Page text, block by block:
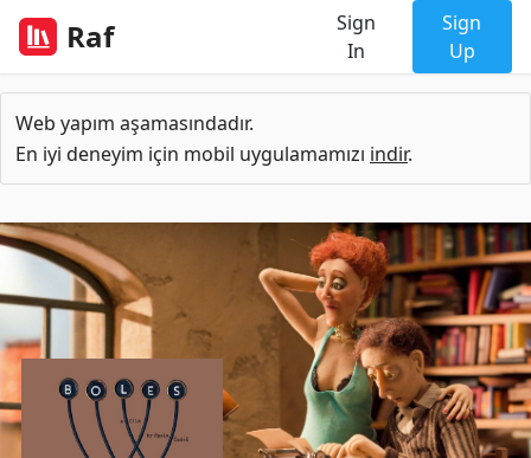
Raf
Sign
In
Sign
Up
Web yapım aşamasındadır.
En iyi deneyim için mobil uygulamamızı indir.